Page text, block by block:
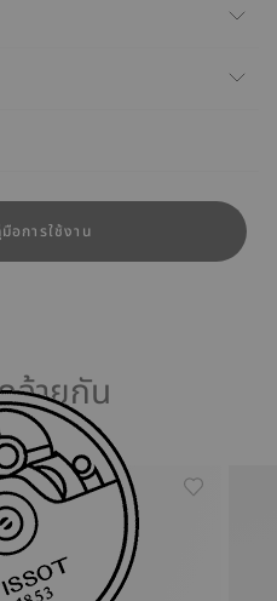
อการใช้งาน
ล้ายกัน